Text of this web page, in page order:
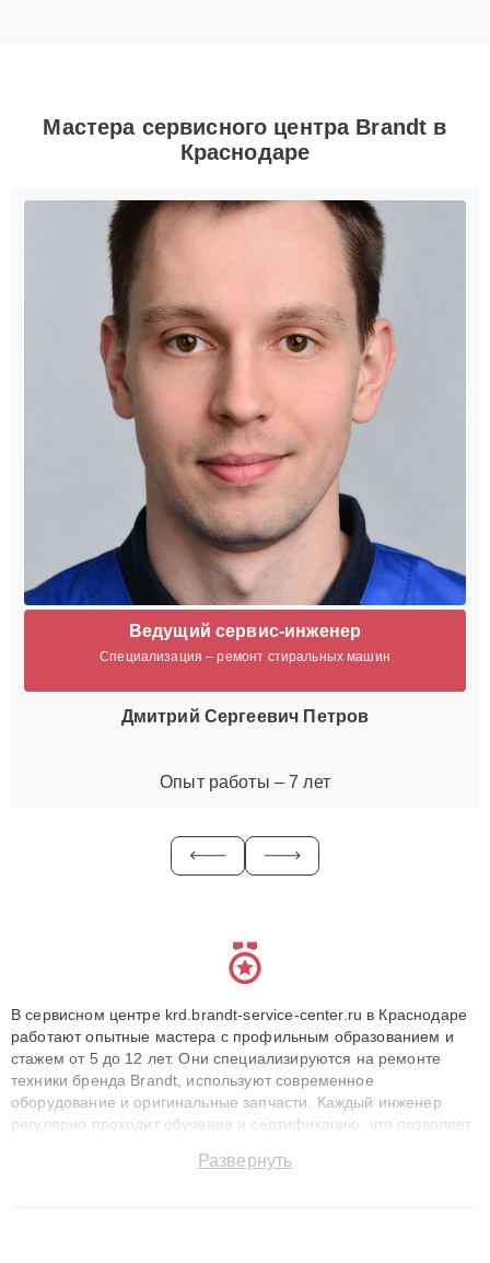
Мастера сервисного центра Brandt в
Краснодаре
Ведущий сервис-инженер
Специализация – ремонт стиральных машин
Дмитрий Сергеевич Петров
Опыт работы – 7 лет
В сервисном центре krd.brandt-service-center.ru в Краснодаре
работают опытные мастера с профильным образованием и
стажем от 5 до 12 лет. Они специализируются на ремонте
техники бренда Brandt, используют современное
оборудование и оригинальные запчасти. Каждый инженер
регулярно проходит обучение и сертификацию, что позволяет
технику с сохранением гарантии до 3 лет. Наши мастера
Развернуть